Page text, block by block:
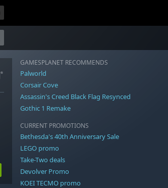
GAMESPLANET RECOMMENDS
Palworld
Corsair Cove
Assassin's Creed Black Flag Resynced
Gothic 1 Remake
CURRENT PROMOTIONS
Bethesda's 40th Anniversary Sale
LEGO promo
Take-Two deals
Devolver Promo
KOEI TECMO promo